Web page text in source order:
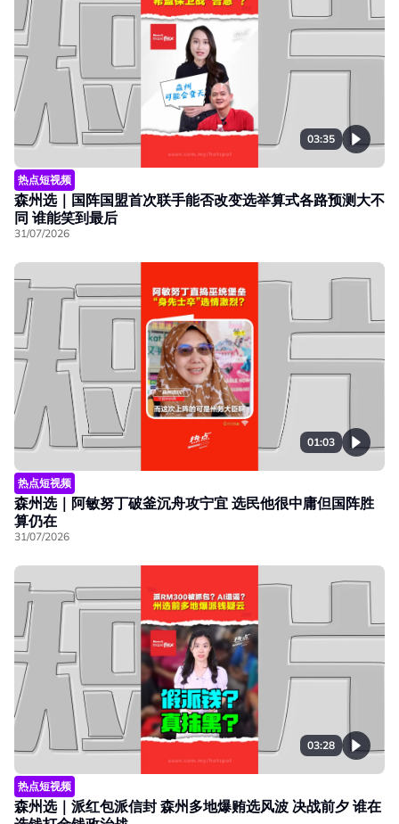
03:35
热点短视频
森州选｜国阵国盟首次联手能否改变选举算式各路预测大不
同 谁能笑到最后
31/07/2026
01:03
热点短视频
森州选｜阿敏努丁破釜沉舟攻宁宜 选民他很中庸但国阵胜
算仍在
31/07/2026
03:28
热点短视频
森州选｜派红包派信封 森州多地爆贿选风波 决战前夕 谁在